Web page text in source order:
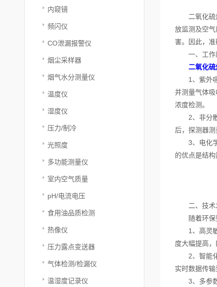
内窥镜
频闪仪
CO泄漏报警仪
烟尘采样器
烟气水分测量仪
温度仪
湿度仪
压力/制冷
光照度
多功能测量仪
室内空气质量
pH/电流电压
食用油品质检测
热像仪
压力露点变送器
气体检测/检漏仪
温湿度记录仪
二氧化硫烟
放监测及空
害。因此，
一、工作
二氧化
1、紫外吸
并测量气体
浓度检测。
2、非分散
后，探测器
3、电化学
的优点是结
二、技术
随着环保要
1、高灵敏
度大幅提高
2、智能化
实时数据传
3、多参数